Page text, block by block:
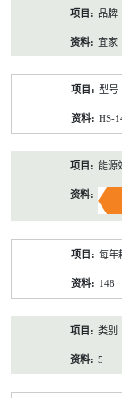
品牌
宜家
型号
HS-
能源
每年
148
类别
5